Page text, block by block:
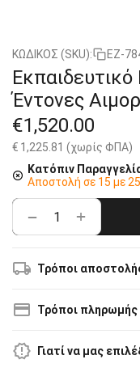
ΚΩΔΙΚΟΣ (SKU): EZ-
Έντονες
€1,520.00
€ 1,225.81 (χωρίς ΦΠΑ)
Κατόπιν
Αποστολή σε 15 με
+
−
Τρόποι
Τρόποι πληρωμής
Γιατί να μας